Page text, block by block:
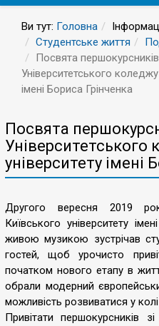
Ви тут: Головна
Студентське життя
Посвята
Університетського
імені Бориса Грінченка
Посвята
Університетського
університету імені
Другого вересня 2019
Київського університету
живою музикою зустрічав
гостей, щоб урочисто
початком нового етапу в
обрали модерний
можливість розвиватися у колі
Привітати першокурсників